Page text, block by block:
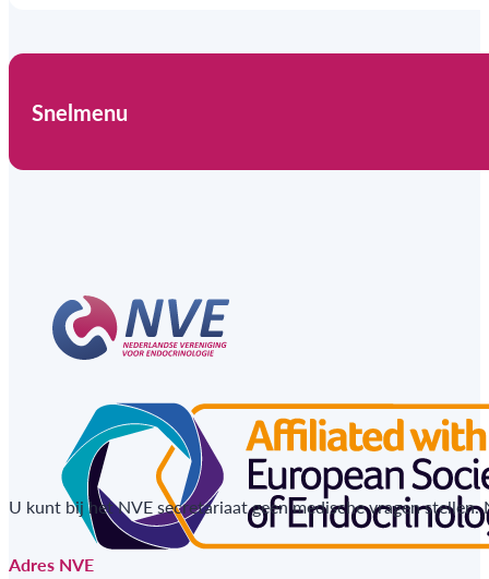
Snelmenu
U kunt bij het NVE secretariaat geen medische vragen
Adres NVE